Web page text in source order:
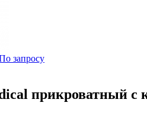
запросу
прикроватный с